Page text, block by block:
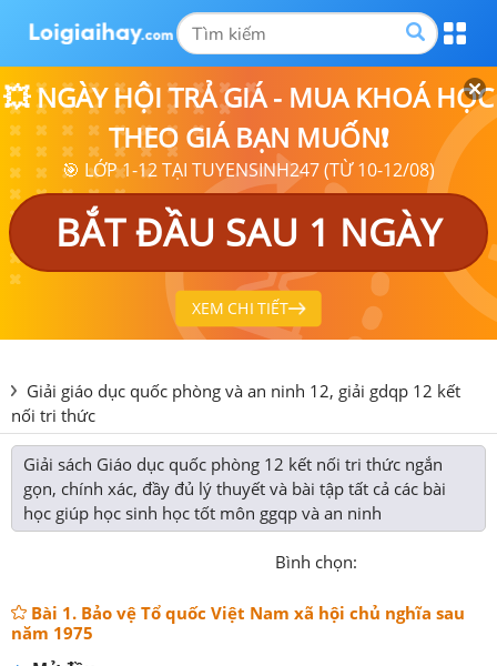
💥 NGÀY HỘI TRẢ GIÁ - MUA KHOÁ HỌC
THEO GIÁ BẠN MUỐN❗
🎯 LỚP 1-12 TẠI TUYENSINH247 (TỪ 10-12/08)
BẮT ĐẦU SAU 1 NGÀY
XEM CHI TIẾT
Giải giáo dục quốc phòng và an ninh 12, giải gdqp 12 kết
nối tri thức
Giải sách Giáo dục quốc phòng 12 kết nối tri thức ngắn
gọn, chính xác, đầy đủ lý thuyết và bài tập tất cả các bài
học giúp học sinh học tốt môn ggqp và an ninh
Bình chọn:
Bài 1. Bảo vệ Tổ quốc Việt Nam xã hội chủ nghĩa sau
năm 1975